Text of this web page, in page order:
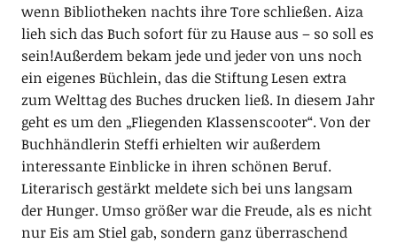
wenn Bibliotheken nachts ihre Tore schließen. Aiza
lieh sich das Buch sofort für zu Hause aus – so soll es
sein!Außerdem bekam jede und jeder von uns noch
ein eigenes Büchlein, das die Stiftung Lesen extra
zum Welttag des Buches drucken ließ. In diesem Jahr
geht es um den „Fliegenden Klassenscooter“. Von der
Buchhändlerin Steffi erhielten wir außerdem
interessante Einblicke in ihren schönen Beruf.
Literarisch gestärkt meldete sich bei uns langsam
der Hunger. Umso größer war die Freude, als es nicht
nur Eis am Stiel gab, sondern ganz überraschend